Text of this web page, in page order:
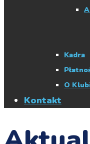
Kadra
O
Kontakt